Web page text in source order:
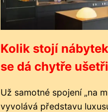
Kolik stojí
se dá chytře
Už samotné spojení „na
vyvolává představu